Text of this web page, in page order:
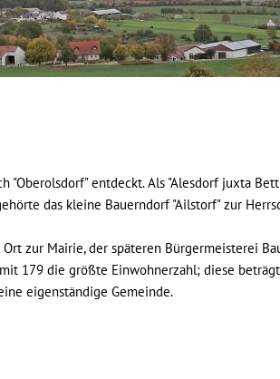
"Oberolsdorf" entdeckt. Als "Alesdorf juxta
das kleine Bauerndorf "Ailstorf" zur
zur Mairie, der späteren Bürgermeisterei
179 die größte Einwohnerzahl; diese
eigenständige Gemeinde.